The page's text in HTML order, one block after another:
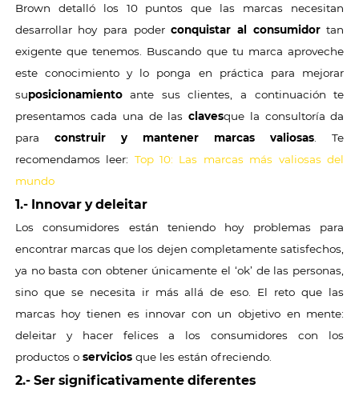
Brown detalló los 10 puntos que las marcas necesitan
desarrollar hoy para poderconquistar al consumidortan
exigente que tenemos. Buscando que tu marca aproveche
este conocimiento y lo ponga en práctica para mejorar
suposicionamientoante sus clientes, a continuación te
presentamos cada una de lasclavesque la consultoría da
para construir y mantener marcas valiosas . Te
recomendamos leer: Top 10: Las marcas más valiosas del
mundo
1.- Innovar y deleitar
Los consumidores están teniendo hoy problemas para
encontrar marcas que los dejen completamente satisfechos,
ya no basta con obtener únicamente el ‘ok’ de las personas,
sino que se necesita ir más allá de eso. El reto que las
marcas hoy tienen es innovar con un objetivo en mente:
deleitar y hacer felices a los consumidores con los
productos o serviciosque les están ofreciendo.
2.- Ser significativamente diferentes